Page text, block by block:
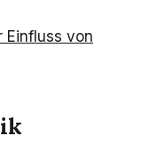
Einfluss von